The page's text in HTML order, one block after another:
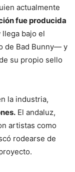
actualmente
fue producida
llega bajo el
de Bad Bunny— y
su propio sello
la industria,
El andaluz,
artistas como
rodearse de